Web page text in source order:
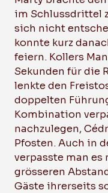
im Schlussdrittel
sich nicht
konnte kurz
feiern. Kollers
Sekunden für die
lenkte den
doppelten
Kombination
nachzulegen,
Pfosten. Auch in
verpasste man
grösseren
Gäste ihrerseits